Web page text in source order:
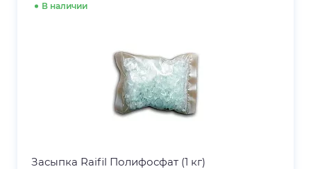
В наличии
Засыпка Raifil Полифосфат (1 кг)